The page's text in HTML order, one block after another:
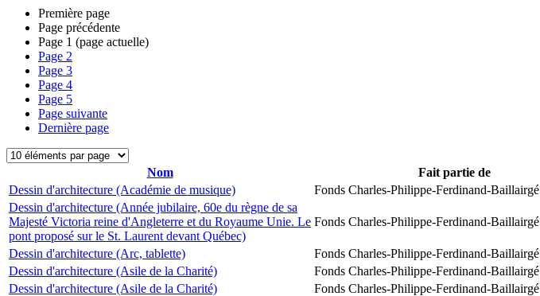
Première page
Page précédente
Page 1 (page actuelle)
Page 2
Page 3
Page 4
Page 5
Page suivante
Dernière page
Nom Fait partie de
Dessin d'architecture (Académie de musique)
Fonds Charles-Philippe-Ferdinand-Baillairgé
Dessin d'architecture (Année jubilaire, 60e du règne de sa
Majesté Victoria reine d'Angleterre et du Royaume Unie. Le
pont proposé sur le St. Laurent devant Québec)
Fonds Charles-Philippe-Ferdinand-Baillairgé
Dessin d'architecture (Arc, tablette) Fonds Charles-Philippe-Ferdinand-Baillairgé
Dessin d'architecture (Asile de la Charité)
Fonds Charles-Philippe-Ferdinand-Baillairgé
Dessin d'architecture (Asile de la Charité)
Fonds Charles-Philippe-Ferdinand-Baillairgé